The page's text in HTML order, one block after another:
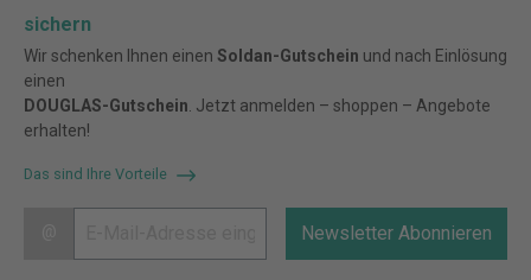
sichern
Wir schenken Ihnen einen Soldan-Gutschein und nach Einlösung
einen
DOUGLAS-Gutschein . Jetzt anmelden – shoppen – Angebote
erhalten!
Das sind Ihre Vorteile
Newsletter Abonnieren